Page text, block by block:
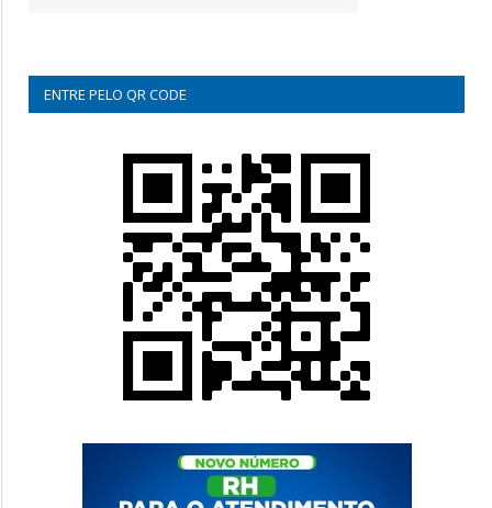
ENTRE PELO QR CODE